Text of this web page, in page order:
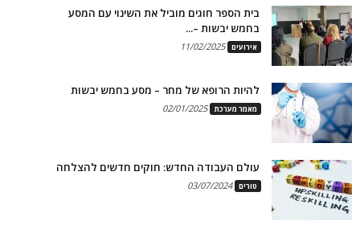
בית הספר חוגים מוביל את השינוי עם המסע
בחמש יבשות –...
אירועים 11/02/2025
להיות הרופא של מחר – מסע בחמש יבשות
מאמר מערכת 02/01/2025
עולם העבודה החדש: חוקים חדשים להצלחה
טורים 03/07/2024